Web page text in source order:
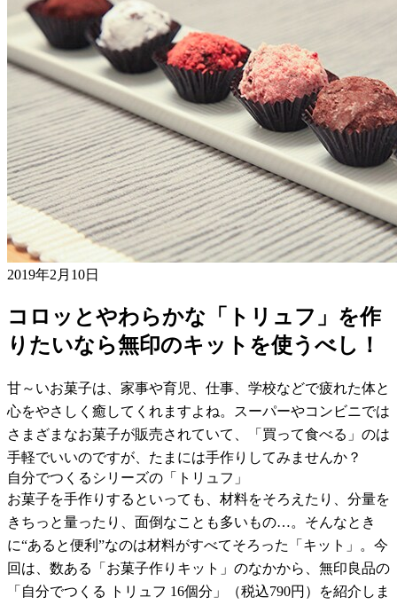
2019年2月10日
コロッとやわらかな「トリュフ」を作
りたいなら無印のキットを使うべし！
甘～いお菓子は、家事や育児、仕事、学校などで疲れた体と
心をやさしく癒してくれますよね。スーパーやコンビニでは
さまざまなお菓子が販売されていて、「買って食べる」のは
手軽でいいのですが、たまには手作りしてみませんか？
自分でつくるシリーズの「トリュフ」
お菓子を手作りするといっても、材料をそろえたり、分量を
きちっと量ったり、面倒なことも多いもの…。そんなとき
に“あると便利”なのは材料がすべてそろった「キット」。今
回は、数ある「お菓子作りキット」のなかから、無印良品の
「自分でつくる トリュフ 16個分」（税込790円）を紹介しま